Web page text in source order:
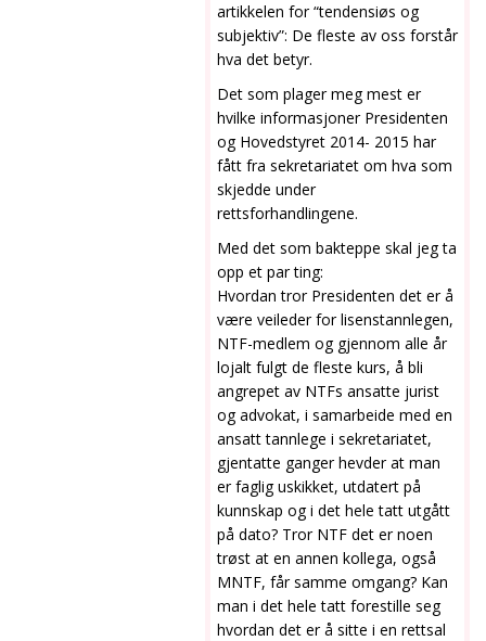
artikkelen for “tendensiøs og
subjektiv”: De fleste av oss forstår
hva det betyr.
Det som plager meg mest er
hvilke informasjoner Presidenten
og Hovedstyret 2014- 2015 har
fått fra sekretariatet om hva som
skjedde under
rettsforhandlingene.
Med det som bakteppe skal jeg ta
opp et par ting:
Hvordan tror Presidenten det er å
være veileder for lisenstannlegen,
NTF-medlem og gjennom alle år
lojalt fulgt de fleste kurs, å bli
angrepet av NTFs ansatte jurist
og advokat, i samarbeide med en
ansatt tannlege i sekretariatet,
gjentatte ganger hevder at man
er faglig uskikket, utdatert på
kunnskap og i det hele tatt utgått
på dato? Tror NTF det er noen
trøst at en annen kollega, også
MNTF, får samme omgang? Kan
man i det hele tatt forestille seg
hvordan det er å sitte i en rettsal